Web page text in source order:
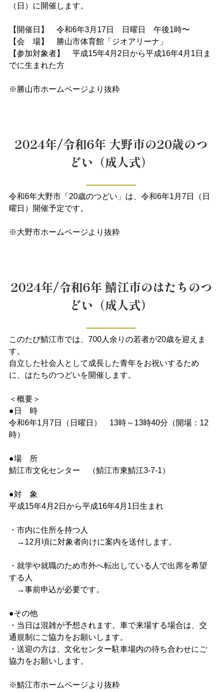
（日）に開催します。
【開催日】 令和6年3月17日 日曜日 午後1時〜
【会 場】 勝山市体育館「ジオアリーナ」
【参加対象者】 平成15年4月2日から平成16年4月1日ま
でに生まれた方
※勝山市ホームページより抜粋
2024年/令和6年 大野市の20歳のつ
どい（成人式）
令和6年大野市「20歳のつどい」は、令和6年1月7日（日
曜日）開催予定です。
※大野市ホームページより抜粋
2024年/令和6年 鯖江市のはたちのつ
どい（成人式）
このたび鯖江市では、700人余りの若者が20歳を迎えま
す。
自立した社会人として成長した青年をお祝いするため
に、はたちのつどいを開催します。
＜概要＞
●日 時
令和6年1月7日（日曜日） 13時～13時40分（開場：12
時）
●場 所
鯖江市文化センター （鯖江市東鯖江3-7-1）
●対 象
平成15年4月2日から平成16年4月1日生まれ
・市内に住所を持つ人
→12月頃に対象者向けに案内を送付します。
・就学や就職のため市外へ転出している人で出席を希望
する人
→事前申込が必要です。
●その他
・当日は混雑が予想されます。車で来場する場合は、交
通規制にご協力をお願いします。
・送迎の方は、文化センター駐車場内の待ち合わせにご
協力をお願いします。
※鯖江市ホームページより抜粋